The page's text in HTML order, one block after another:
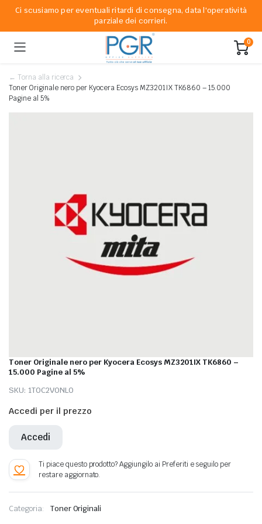
Ci scusiamo per eventuali ritardi di consegna, data l'operatività
parziale dei corrieri.
0
← Torna alla ricerca
Toner Originale nero per Kyocera Ecosys MZ3201IX TK6860 – 15.000
Pagine al 5%
Toner Originale nero per Kyocera Ecosys MZ3201IX TK6860 –
15.000 Pagine al 5%
SKU: 1T0C2V0NL0
Accedi per il prezzo
Accedi
Categoria: Toner Originali